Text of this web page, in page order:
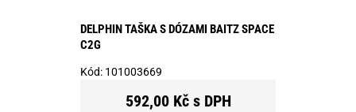
DELPHIN TAŠKA S DÓZAMI BAITZ SPACE
C2G
Kód: 101003669
592,00 Kč s DPH